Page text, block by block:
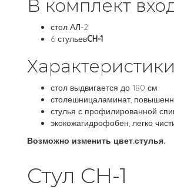
В комплект
стол АЛ-2
6 стульевCH-1
Характеристики
стол выдвигается до 180 см
столешницаламинат,
стулья с профилированной
экокожагидрофобен, легко
Возможно изменить цвет.стулья.
Стул CH-1